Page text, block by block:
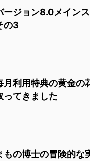
ージョン8.0メイン
の3
月利用特典の黄金の
ってきました
もの博士の冒険的な